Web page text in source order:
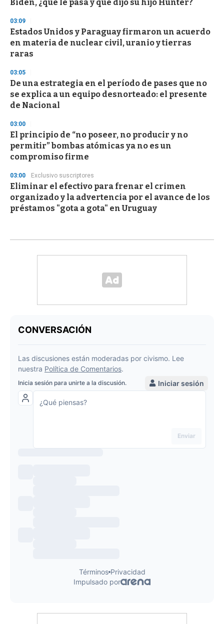
Biden, ¿qué le pasa y qué dijo su hijo Hunter?
03:09
Estados Unidos y Paraguay firmaron un acuerdo
en materia de nuclear civil, uranio y tierras
raras
03:05
De una estrategia en el período de pases que no
se explica a un equipo desnorteado: el presente
de Nacional
03:00
El principio de “no poseer, no producir y no
permitir” bombas atómicas ya no es un
compromiso firme
03:00 Exclusivo suscriptores
Eliminar el efectivo para frenar el crimen
organizado y la advertencia por el avance de los
préstamos "gota a gota" en Uruguay